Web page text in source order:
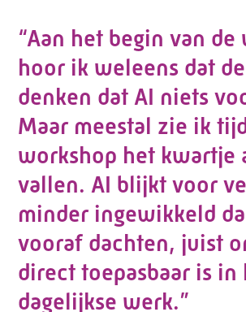
“Aan het begin van
hoor ik weleens dat
denken dat AI niets
Maar meestal zie ik
workshop het kwartje
vallen. AI blijkt voor
minder ingewikkeld
vooraf dachten, juist
direct toepasbaar is in
dagelijkse werk.”